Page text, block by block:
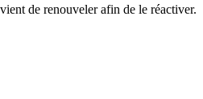
de renouveler afin de le réactiver.